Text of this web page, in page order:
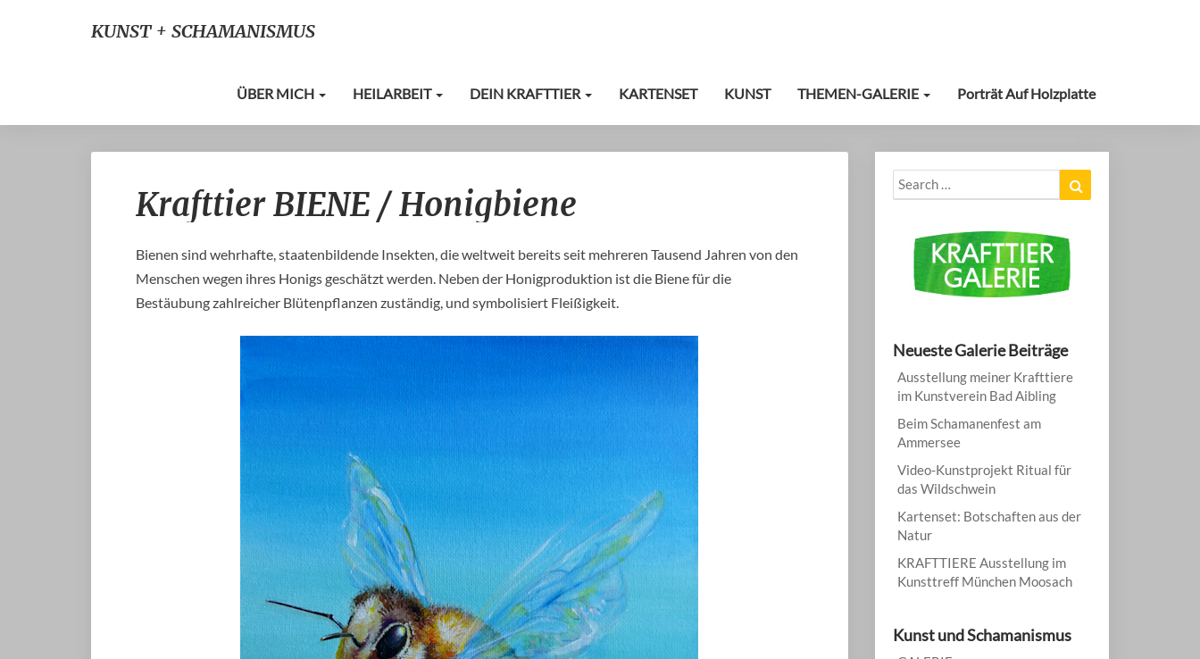
KUNST + SCHAMANISMUS
ÜBER MICH HEILARBEIT DEIN KRAFTTIER KARTENSET KUNST THEMEN-GALERIE Porträt Auf Holzplatte
BIENE
/
Krafttier BIENE / Honigbiene
Bienen sind wehrhafte, staatenbildende Insekten, die weltweit bereits seit mehreren Tausend Jahren von den
Menschen wegen ihres Honigs geschätzt werden. Neben der Honigproduktion ist die Biene für die
Bestäubung zahlreicher Blütenpflanzen zuständig, und symbolisiert Fleißigkeit.
Search
for:
Neueste Galerie Beiträge
Ausstellung meiner Krafttiere
im Kunstverein Bad Aibling
Beim Schamanenfest am
Ammersee
Video-Kunstprojekt Ritual für
das Wildschwein
Kartenset: Botschaften aus der
Natur
KRAFTTIERE Ausstellung im
Kunsttreff München Moosach
Kunst und Schamanismus